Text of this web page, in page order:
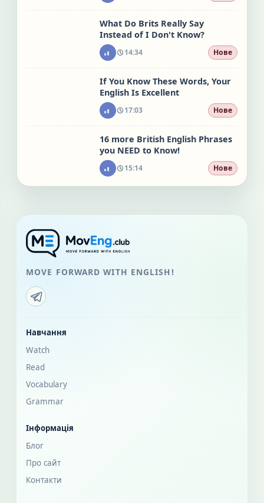
What Do Brits Really Say
Instead of I Don't Know?
14:34 Нове
If You Know These Words, Your
English Is Excellent
17:03 Нове
16 more British English Phrases
you NEED to Know!
15:14 Нове
MOVE FORWARD WITH ENGLISH!
Навчання
Watch
Read
Vocabulary
Grammar
Інформація
Блог
Про сайт
Контакти